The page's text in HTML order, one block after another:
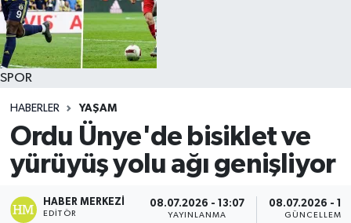
SPOR
HABERLER YAŞAM
Ordu Ünye'de bisiklet ve
yürüyüş yolu ağı genişliyor
HABER MERKEZI
EDITÖR
08.07.2026 - 13:07
YAYINLANMA
08.07.2026 -
GÜNCELLEME